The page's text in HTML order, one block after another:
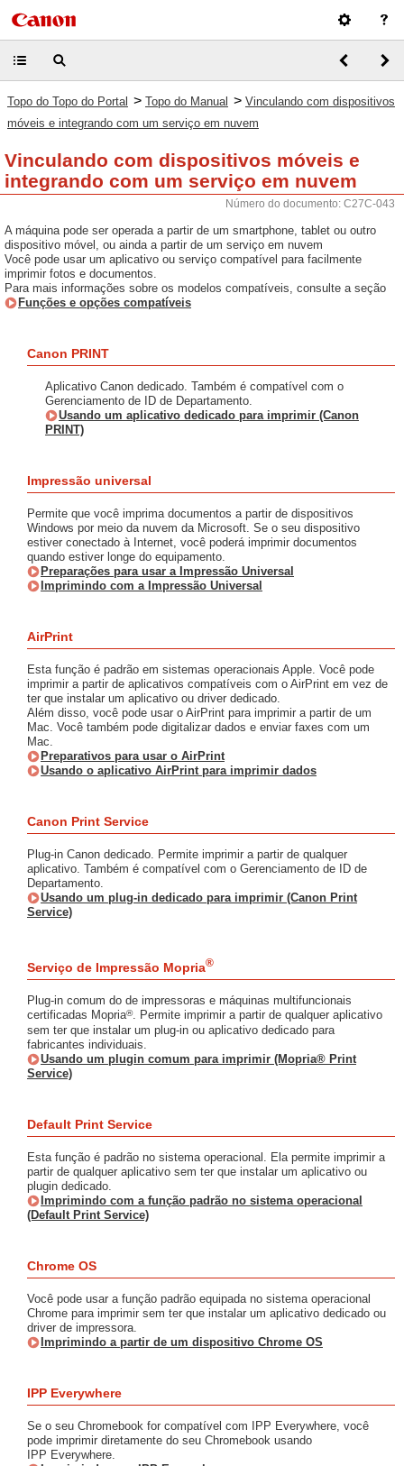
Topo do Topo do Portal > Topo do Manual > Vinculando com dispositivos
móveis e integrando com um serviço em nuvem
Vinculando com dispositivos móveis e
integrando com um serviço em nuvem
Número do documento: C27C-043
A máquina pode ser operada a partir de um smartphone, tablet ou outro
dispositivo móvel, ou ainda a partir de um serviço em nuvem
Você pode usar um aplicativo ou serviço compatível para facilmente
imprimir fotos e documentos.
Para mais informações sobre os modelos compatíveis, consulte a seção
Funções e opções compatíveis
Canon PRINT
Aplicativo Canon dedicado. Também é compatível com o
Gerenciamento de ID de Departamento.
Usando um aplicativo dedicado para imprimir (Canon
PRINT)
Impressão universal
Permite que você imprima documentos a partir de dispositivos
Windows por meio da nuvem da Microsoft. Se o seu dispositivo
estiver conectado à Internet, você poderá imprimir documentos
quando estiver longe do equipamento.
Preparações para usar a Impressão Universal
Imprimindo com a Impressão Universal
AirPrint
Esta função é padrão em sistemas operacionais Apple. Você pode
imprimir a partir de aplicativos compatíveis com o AirPrint em vez de
ter que instalar um aplicativo ou driver dedicado.
Além disso, você pode usar o AirPrint para imprimir a partir de um
Mac. Você também pode digitalizar dados e enviar faxes com um
Mac.
Preparativos para usar o AirPrint
Usando o aplicativo AirPrint para imprimir dados
Canon Print Service
Plug-in Canon dedicado. Permite imprimir a partir de qualquer
aplicativo. Também é compatível com o Gerenciamento de ID de
Departamento.
Usando um plug-in dedicado para imprimir (Canon Print
Service)
Serviço de Impressão Mopria®
Plug-in comum do de impressoras e máquinas multifuncionais
certificadas Mopria®. Permite imprimir a partir de qualquer aplicativo
sem ter que instalar um plug-in ou aplicativo dedicado para
fabricantes individuais.
Usando um plugin comum para imprimir (Mopria® Print
Service)
Default Print Service
Esta função é padrão no sistema operacional. Ela permite imprimir a
partir de qualquer aplicativo sem ter que instalar um aplicativo ou
plugin dedicado.
Imprimindo com a função padrão no sistema operacional
(Default Print Service)
Chrome OS
Você pode usar a função padrão equipada no sistema operacional
Chrome para imprimir sem ter que instalar um aplicativo dedicado ou
driver de impressora.
Imprimindo a partir de um dispositivo Chrome OS
IPP Everywhere
Se o seu Chromebook for compatível com IPP Everywhere, você
pode imprimir diretamente do seu Chromebook usando
IPP Everywhere.